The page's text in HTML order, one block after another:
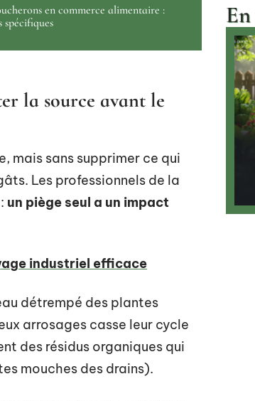
en commerce alimentaire :
la source avant le
mais sans supprimer ce qui
Les professionnels de la
un piège seul a un impact
industriel efficace
détrempé des plantes
arrosages casse leur cycle
des résidus organiques qui
mouches des drains).